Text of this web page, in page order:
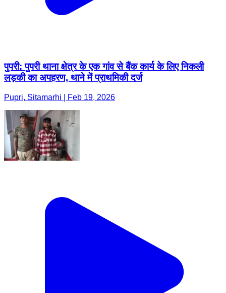
पुपरी: पुपरी थाना क्षेत्र के एक गांव से बैंक कार्य के लिए निकली
लड़की का अपहरण, थाने में प्राथमिकी दर्ज
Pupri, Sitamarhi | Feb 19, 2026